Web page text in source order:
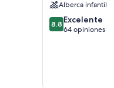
Alberca infantil
8.8
de
8.8 Excelente
64 opiniones